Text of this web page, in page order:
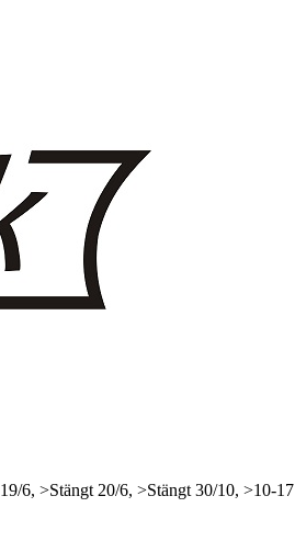
19/6, >Stängt 20/6, >Stängt 30/10, >10-17